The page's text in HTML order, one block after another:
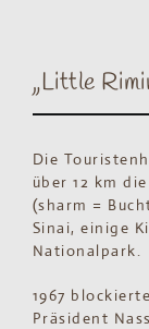
„Little
Die
über 12 km
(sharm =
Sinai, einige
Nationalpark.
1967
Präsident